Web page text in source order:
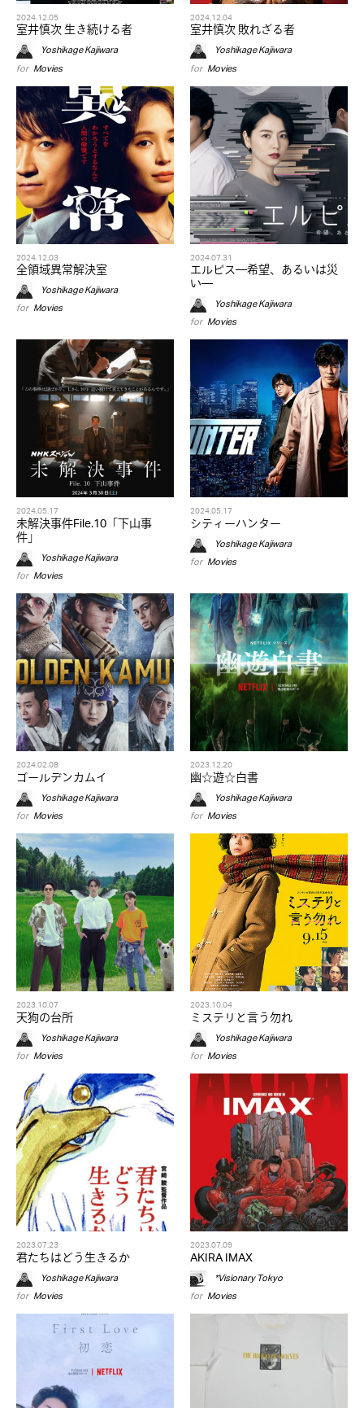
2024.12.05
室井慎次 生き続ける者
Yoshikage Kajiwara
for Movies
2024.12.04
室井慎次 敗れざる者
Yoshikage Kajiwara
for Movies
2024.12.03
全領域異常解決室
Yoshikage Kajiwara
for Movies
2024.07.31
エルピス—希望、あるいは災
い—
Yoshikage Kajiwara
for Movies
2024.05.17
未解決事件File.10「下山事
件」
Yoshikage Kajiwara
for Movies
2024.05.17
シティーハンター
Yoshikage Kajiwara
for Movies
2024.02.08
ゴールデンカムイ
Yoshikage Kajiwara
for Movies
2023.12.20
幽☆遊☆白書
Yoshikage Kajiwara
for Movies
2023.10.07
天狗の台所
Yoshikage Kajiwara
for Movies
2023.10.04
ミステリと言う勿れ
Yoshikage Kajiwara
for Movies
2023.07.23
君たちはどう生きるか
Yoshikage Kajiwara
for Movies
2023.07.09
AKIRA IMAX
*Visionary Tokyo
for Movies